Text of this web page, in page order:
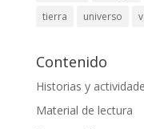
tierra
universo
Contenido
Historias y
Material de lectura